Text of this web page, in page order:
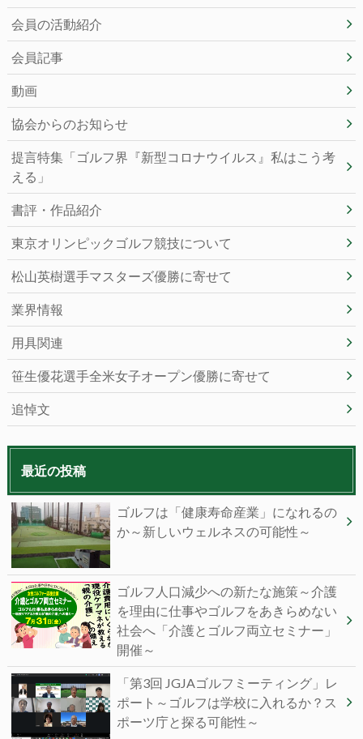
会員の活動紹介
会員記事
動画
協会からのお知らせ
提言特集「ゴルフ界『新型コロナウイルス』私はこう考
える」
書評・作品紹介
東京オリンピックゴルフ競技について
松山英樹選手マスターズ優勝に寄せて
業界情報
用具関連
笹生優花選手全米女子オープン優勝に寄せて
追悼文
最近の投稿
ゴルフは「健康寿命産業」になれるの
か～新しいウェルネスの可能性～
ゴルフ人口減少への新たな施策～介護
を理由に仕事やゴルフをあきらめない
社会へ「介護とゴルフ両立セミナー」
開催～
「第3回 JGJAゴルフミーティング」レ
ポート～ゴルフは学校に入れるか？ス
ポーツ庁と探る可能性～